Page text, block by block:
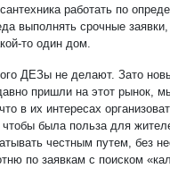
работать по
выполнять срочные
то один дом.
ДЕЗы не делают. Зато
пришли на этот рынок,
в их интересах
чтобы была польза для
честным путем, без
по заявкам с поиском